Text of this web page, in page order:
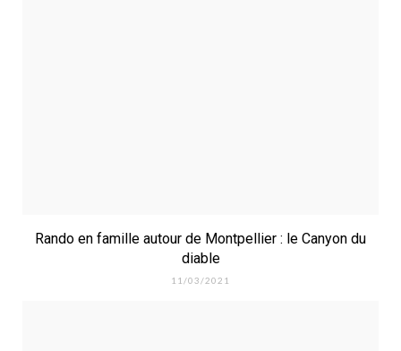
Rando en famille autour de Montpellier : le Canyon du
diable
11/03/2021